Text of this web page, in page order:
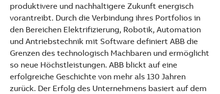
produktivere und nachhaltigere Zukunft energisch
vorantreibt. Durch die Verbindung ihres Portfolios in
den Bereichen Elektrifizierung, Robotik, Automation
und Antriebstechnik mit Software definiert ABB die
Grenzen des technologisch Machbaren und ermöglicht
so neue Höchstleistungen. ABB blickt auf eine
erfolgreiche Geschichte von mehr als 130 Jahren
zurück. Der Erfolg des Unternehmens basiert auf dem